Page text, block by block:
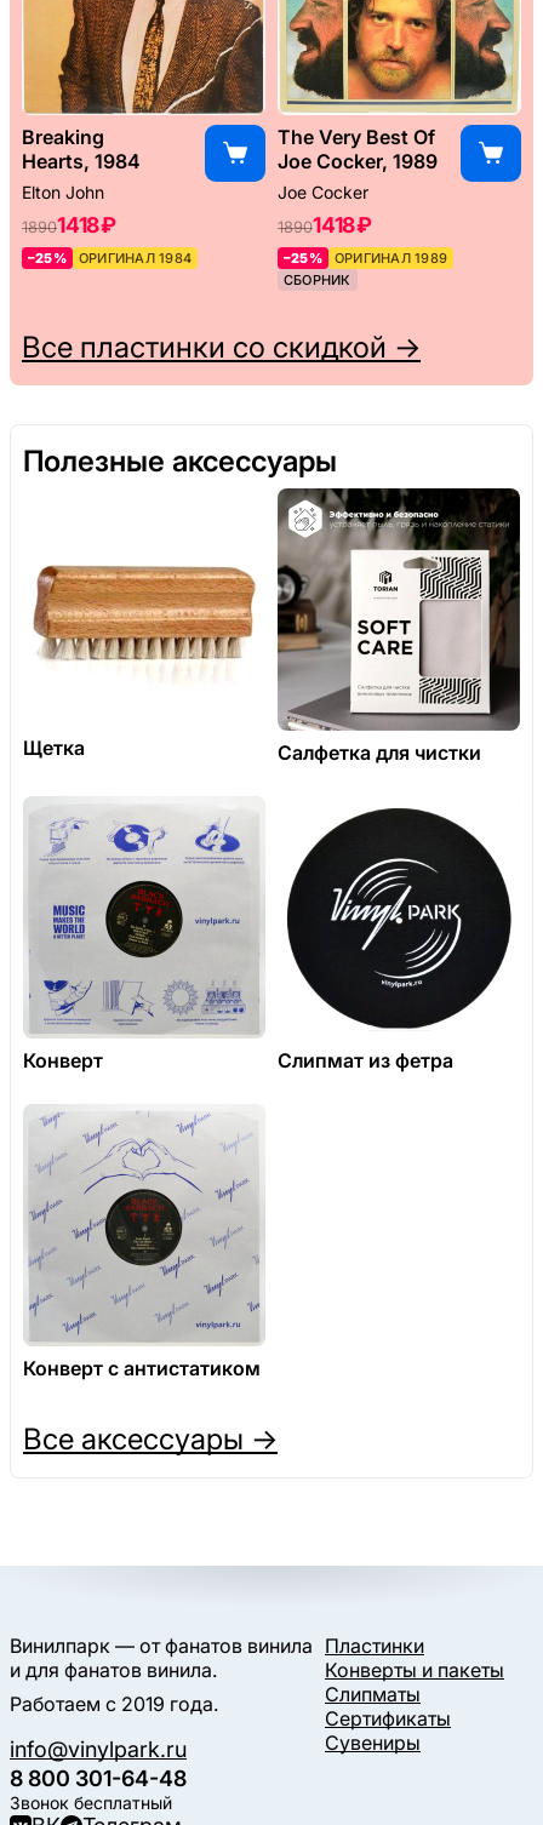
Breaking
Hearts, 1984
Elton John
18901418 ₽
–25% ОРИГИНАЛ 1984
The Very Best Of
Joe Cocker, 1989
Joe Cocker
18901418 ₽
–25%
ОРИГИНАЛ 1989
СБОРНИК
Все пластинки со скидкой →
Полезные аксессуары
Щетка Салфетка для чистки
Конверт Слипмат из фетра
Конверт с антистатиком
Все аксессуары →
Винилпарк — от фанатов винила
и для фанатов винила.
Работаем с 2019 года.
info@vinylpark.ru
8 800 301-64-48
Звонок бесплатный
Пластинки
Конверты и пакеты
Слипматы
Сертификаты
Сувениры